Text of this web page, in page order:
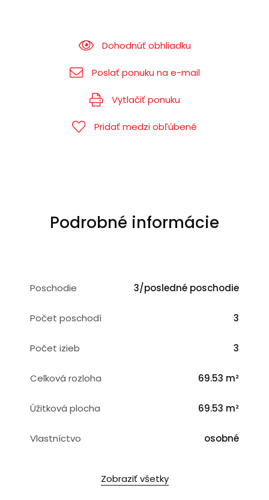
Dohodnúť obhliadku
Poslať ponuku na e-mail
Vytlačiť ponuku
Pridať medzi obľúbené
Podrobné informácie
Poschodie 3/posledné poschodie
Počet poschodí 3
Počet izieb 3
Celková rozloha 69.53 m²
Úžitková plocha 69.53 m²
Vlastníctvo osobné
Zobraziť všetky